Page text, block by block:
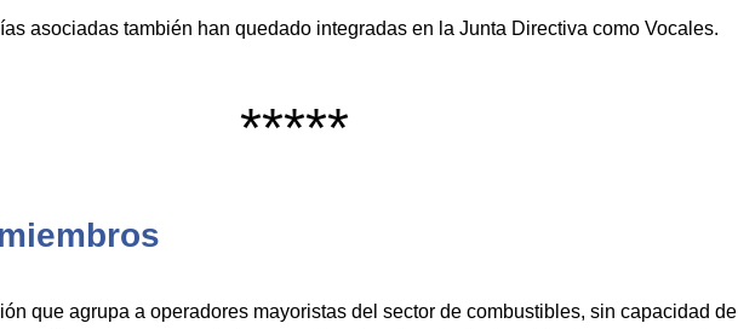
asociadas también han quedado integradas en la Junta Directiva como Vocales.
*****
que agrupa a operadores mayoristas del sector de combustibles, sin capacidad de